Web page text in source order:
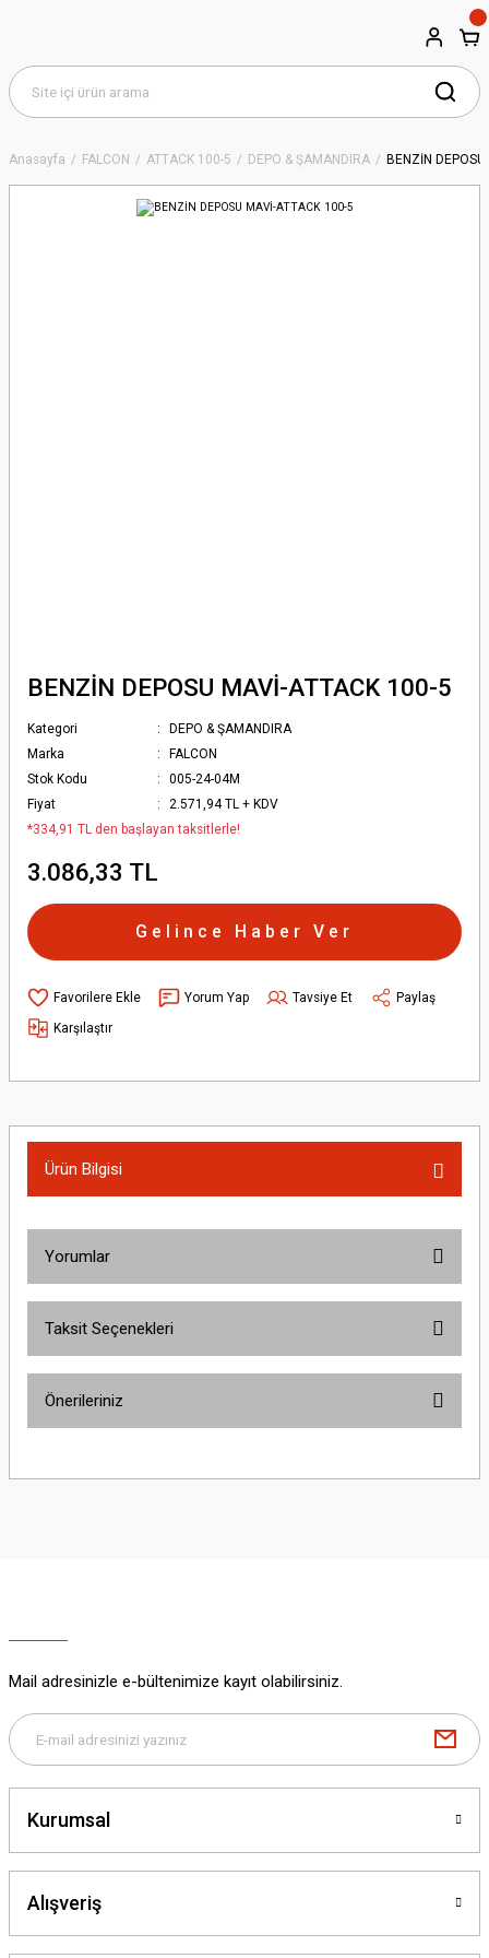
Anasayfa FALCON ATTACK 100-5 DEPO & ŞAMANDIRA BENZİN
BENZİN DEPOSU MAVİ-ATTACK 100-5
Kategori
DEPO & ŞAMANDIRA
Marka
FALCON
Stok Kodu
005-24-04M
Fiyat
2.571,94 TL + KDV
*334,91 TL den başlayan taksitlerle!
3.086,33 TL
Gelince Haber Ver
Yorum Yap Tavsiye Et
Paylaş
Karşılaştır
Ürün Bilgisi
Yorumlar
Taksit Seçenekleri
Önerileriniz
yetersiz gördüğünüz noktaları öneri formunu kullanarak tarafımıza
Bu ürüne benzer farklı alternatifler olmalı.
Mail adresinizle e-bültenimize kayıt olabilirsiniz.
Kurumsal
Alışveriş